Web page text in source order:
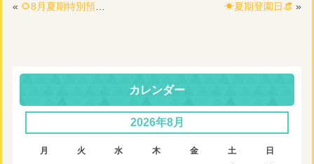
« 🌻8月夏期特別預かり🌻8月2日～8月24日（お盆の週を除く） ☀夏期登園日👒 »
カレンダー
2026年8月
月 火 水 木 金 土 日